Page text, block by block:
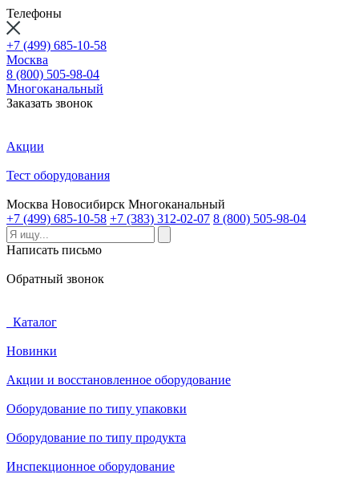
Телефоны
+7 (499) 685-10-58
Москва
8 (800) 505-98-04
Многоканальный
Заказать звонок
Акции
Тест оборудования
Москва Новосибирск Многоканальный
+7 (499) 685-10-58 +7 (383) 312-02-07 8 (800) 505-98-04
Написать письмо
Обратный звонок
Каталог
Новинки
Акции и восстановленное оборудование
Оборудование по типу упаковки
Оборудование по типу продукта
Инспекционное оборудование